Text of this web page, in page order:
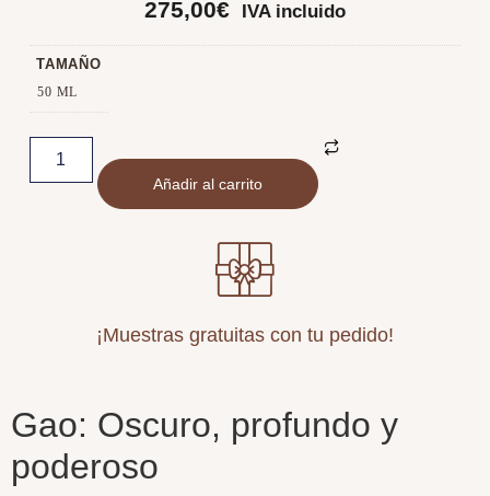
275,00€ IVA incluido
TAMAÑO
50 ML
Añadir al carrito
¡Muestras gratuitas con tu pedido!
Gao: Oscuro, profundo y
poderoso